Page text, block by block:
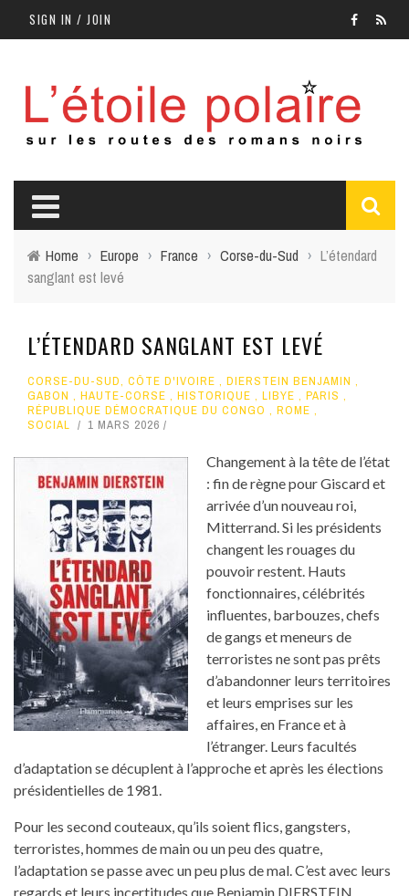
SIGN IN / JOIN
Home › Europe › France › Corse-du-Sud › L’étendard
sanglant est levé
L’ÉTENDARD SANGLANT EST LEVÉ
CORSE-DU-SUD, CÔTE D'IVOIRE , DIERSTEIN BENJAMIN ,
GABON , HAUTE-CORSE , HISTORIQUE , LIBYE , PARIS ,
RÉPUBLIQUE DÉMOCRATIQUE DU CONGO , ROME ,
SOCIAL
1 MARS 2026
Changement à la tête de l’état
: fin de règne pour Giscard et
arrivée d’un nouveau roi,
Mitterrand. Si les présidents
changent les rouages du
pouvoir restent. Hauts
fonctionnaires, célébrités
influentes, barbouzes, chefs
de gangs et meneurs de
terroristes ne sont pas prêts
d’abandonner leurs territoires
et leurs emprises sur les
affaires, en France et à
l’étranger. Leurs facultés
d’adaptation se décuplent à l’approche et après les élections
présidentielles de 1981.
Pour les second couteaux, qu’ils soient flics, gangsters,
terroristes, hommes de main ou un peu des quatre,
l’adaptation se passe avec un peu plus de mal. C’est avec leurs
regards et leurs incertitudes que Benjamin DIERSTEIN